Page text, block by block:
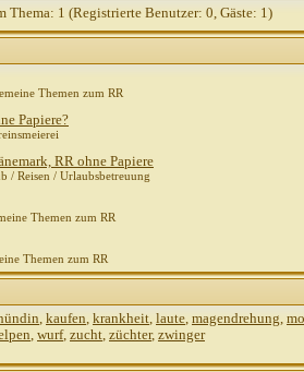
Thema: 1 (Registrierte Benutzer: 0, Gäste: 1)
Themen zum RR
Papiere?
RR ohne Papiere
/ Reisen / Urlaubsbetreuung
Themen zum RR
Themen zum RR
, kaufen, krankheit, laute, magendrehung,
, wurf, zucht, züchter, zwinger